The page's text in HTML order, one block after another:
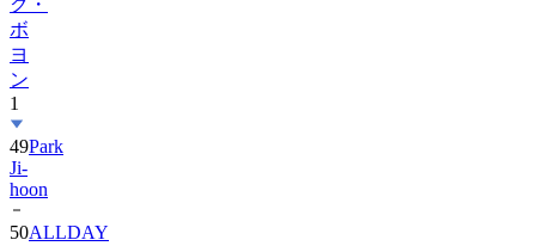
ヨ
ン
1
49
Ji-
hoon
50ALLDAY
PROJECT